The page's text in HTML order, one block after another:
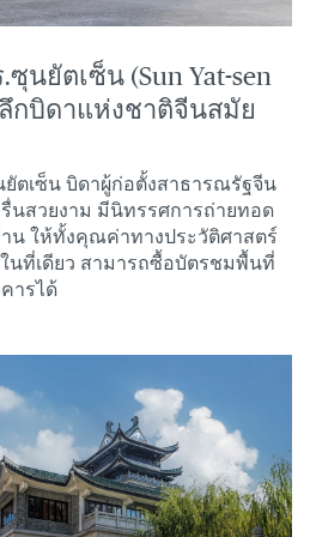
นยัตเซ็น (Sun Yat-sen
กบิดาแห่งชาติจีนสมัย
ตเซ็น บิดาผู้ก่อตั้งสาธารณรัฐจีน
นสวยงาม มีนิทรรศการถ่ายทอด
น ให้ทั้งคุณค่าทางประวัติศาสตร์
นที่เดียว สามารถซื้อบัตรชมพื้นที่
ารได้